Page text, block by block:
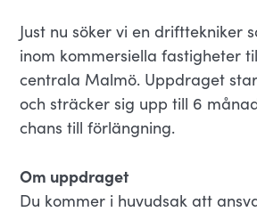
Just nu söker vi en drifttekniker
inom kommersiella fastigheter
centrala Malmö. Uppdraget
och sträcker sig upp till 6
chans till förlängning.
Om uppdraget
Du kommer i huvudsak att